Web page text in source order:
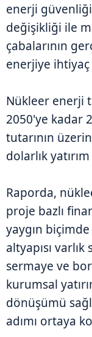
enerji
değişikliği ile
çabalarının
enerjiye
Nükleer enerji
2050'ye kadar
tutarının
dolarlık
Raporda,
proje bazlı
yaygın
altyapısı
sermaye ve
kurumsal
dönüşümü
adımı ortaya